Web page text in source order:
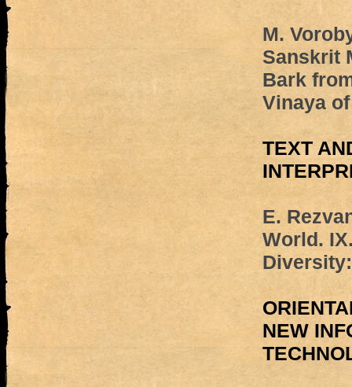
M.
Sanskrit
Bark
Vinaya
TEXT
E.
World.
NEW